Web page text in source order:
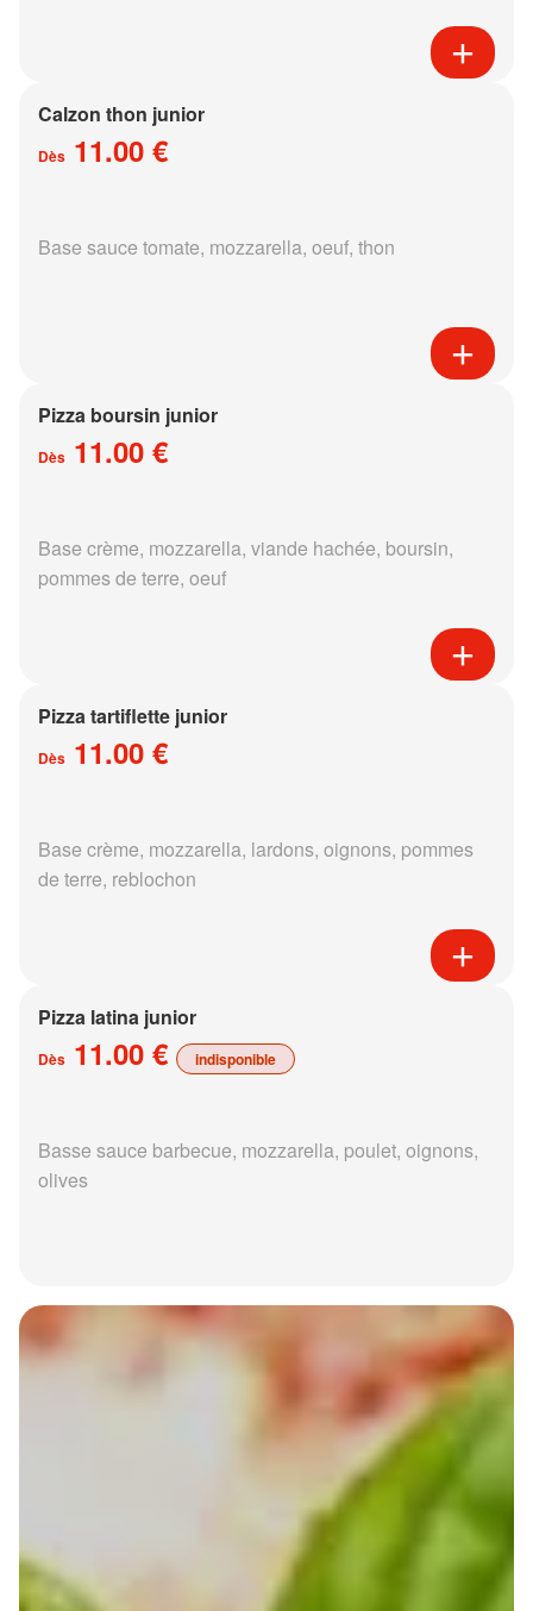
Calzon thon junior
Dès 11.00 €
Base sauce tomate, mozzarella, oeuf, thon
Pizza boursin junior
Dès 11.00 €
Base crème, mozzarella, viande hachée, boursin,
pommes de terre, oeuf
Pizza tartiflette junior
Dès 11.00 €
Base crème, mozzarella, lardons, oignons, pommes
de terre, reblochon
Pizza latina junior
Dès 11.00 € indisponible
Basse sauce barbecue, mozzarella, poulet, oignons,
olives